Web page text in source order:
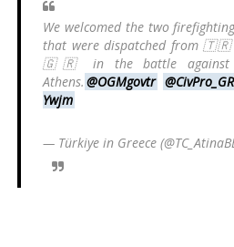
We welcomed the two
that were dispatched from 🇹🇷
🇬🇷 in the battle against
Athens. @OGMgovtr @CivPro_GR
Ywjm
— Türkiye in Greece